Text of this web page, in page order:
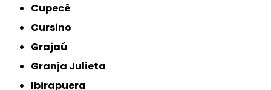
Cupecê
Cursino
Grajaú
Granja Julieta
Ibirapuera